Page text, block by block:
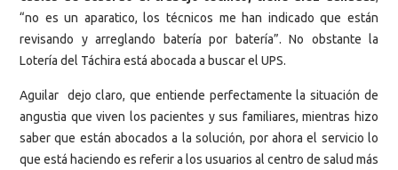
“no es un aparatico, los técnicos me han indicado que están
revisando y arreglando batería por batería”. No obstante la
Lotería del Táchira está abocada a buscar el UPS.
Aguilar dejo claro, que entiende perfectamente la situación de
angustia que viven los pacientes y sus familiares, mientras hizo
saber que están abocados a la solución, por ahora el servicio lo
que está haciendo es referir a los usuarios al centro de salud más